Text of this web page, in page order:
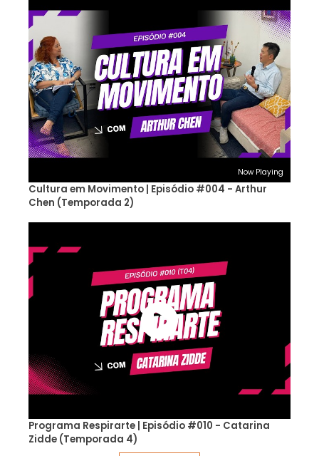
Now Playing
Cultura em Movimento | Episódio #004 - Arthur
Chen (Temporada 2)
Programa Respirarte | Episódio #010 - Catarina
Zidde (Temporada 4)